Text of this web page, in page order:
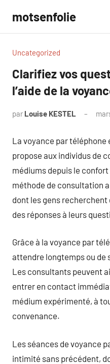
contenu
motsenfolie
Uncategorized
Clarifiez vos
l’aide de la
par Louise KESTEL
La voyance par
propose aux individus de
médiums depuis le
méthode de consultation
dont les gens
des réponses à leurs
Grâce à la voyance par
attendre longtemps ou de
Les consultants peuvent
entrer en contact
médium expérimenté, à
convenance.
Les séances de voyance
intimité sans précédent,